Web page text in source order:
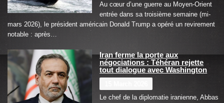
Au cœur d’une guerre au Moyen-Orient
entrée dans sa troisième semaine (mi-
mars 2026), le président américain Donald Trump a opéré un revirement
notable : après…
Iran ferme la porte aux
négociations : Téhéran rejette
tout dialogue avec Washington
Le chef de la diplomatie iranienne, Abbas